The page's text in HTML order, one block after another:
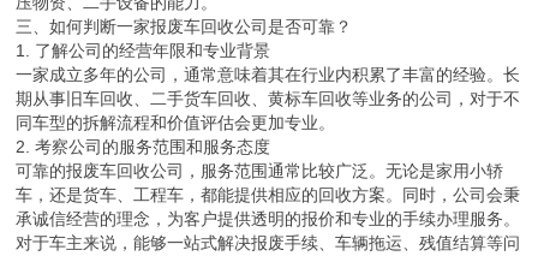
三、如何判断一家报废车回收公司是否可靠？
1. 了解公司的经营年限和专业背景
一家成立多年的公司，通常意味着其在行业内积累了丰富的经验。长
期从事旧车回收、二手货车回收、黄标车回收等业务的公司，对于不
同车型的拆解流程和价值评估会更加专业。
2. 考察公司的服务范围和服务态度
可靠的报废车回收公司，服务范围通常比较广泛。无论是家用小轿
车，还是货车、工程车，都能提供相应的回收方案。同时，公司会秉
承诚信经营的理念，为客户提供透明的报价和专业的手续办理服务。
对于车主来说，能够一站式解决报废手续、车辆拖运、残值结算等问